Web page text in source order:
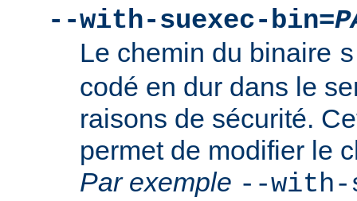
--with-suexec-bin=
Le chemin du binaire
codé en dur dans le
raisons de sécurité.
permet de modifier le
Par exemple --with-